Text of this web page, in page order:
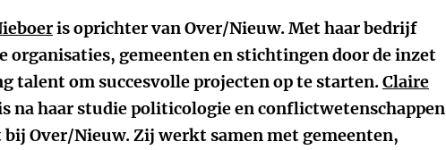
is oprichter van Over/Nieuw. Met haar bedrijf
organisaties, gemeenten en stichtingen door de inzet
talent om succesvolle projecten op te starten.Claire
na haar studie politicologie en conflictwetenschappen
bij Over/Nieuw. Zij werkt samen met gemeenten,